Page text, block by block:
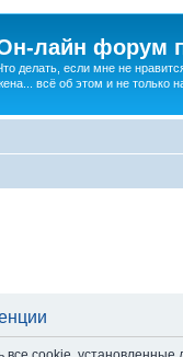
лайн форум
делать, если мне не
всё об этом и не только